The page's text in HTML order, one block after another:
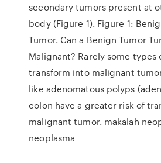
secondary tumors present at
body (Figure 1). Figure 1:
Tumor. Can a Benign Tumor
Malignant? Rarely some
transform into malignant
like adenomatous polyps
colon have a greater risk of
malignant tumor. makalah
neoplasma